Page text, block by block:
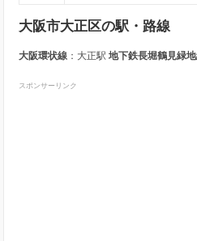
大阪市大正区の駅・路線
大阪環状線：大正駅 地下鉄長堀鶴見緑
スポンサーリンク